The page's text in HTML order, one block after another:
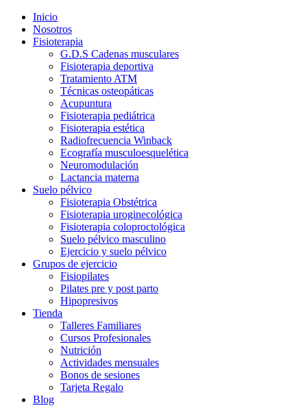
Inicio
Nosotros
Fisioterapia
G.D.S Cadenas musculares
Fisioterapia deportiva
Tratamiento ATM
Técnicas osteopáticas
Acupuntura
Fisioterapia pediátrica
Fisioterapia estética
Radiofrecuencia Winback
Ecografía musculoesquelética
Neuromodulación
Lactancia materna
Suelo pélvico
Fisioterapia Obstétrica
Fisioterapia uroginecológica
Fisioterapia coloproctológica
Suelo pélvico masculino
Ejercicio y suelo pélvico
Grupos de ejercicio
Fisiopilates
Pilates pre y post parto
Hipopresivos
Tienda
Talleres Familiares
Cursos Profesionales
Nutrición
Actividades mensuales
Bonos de sesiones
Tarjeta Regalo
Blog